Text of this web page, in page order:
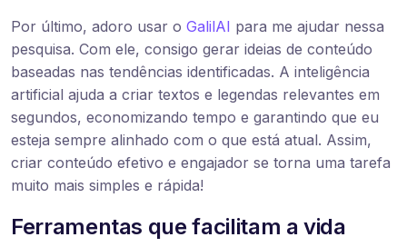
Por último, adoro usar o GalilAI para me ajudar nessa
pesquisa. Com ele, consigo gerar ideias de conteúdo
baseadas nas tendências identificadas. A inteligência
artificial ajuda a criar textos e legendas relevantes em
segundos, economizando tempo e garantindo que eu
esteja sempre alinhado com o que está atual. Assim,
criar conteúdo efetivo e engajador se torna uma tarefa
muito mais simples e rápida!
Ferramentas que facilitam a vida